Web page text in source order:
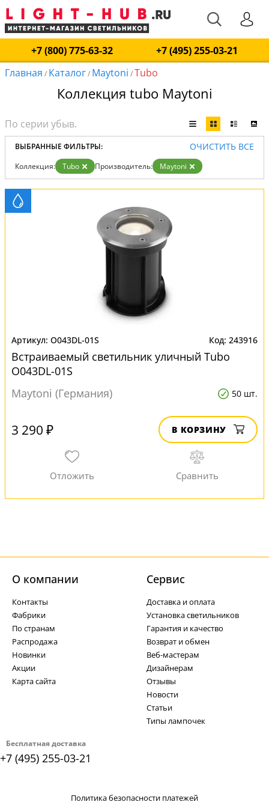
+7 (800) 775-63-32
+7 (495) 255-03-21
Главная / Каталог/ Maytoni /Tubo
Коллекция tubo Maytoni
ВЫБРАННЫЕ ФИЛЬТРЫ: ОЧИСТИТЬ ВСЕ
Коллекция: Tubo Производитель: Maytoni
O043DL-01S 243916
Встраиваемый светильник уличный Tubo
O043DL-01S
Maytoni (Германия)
50 шт.
3 290 ₽ В КОРЗИНУ
Бесплатная доставка
+7 (495) 255-03-21
О компании
Контакты
Фабрики
По странам
Распродажа
Новинки
Акции
Карта сайта
Cервис
Доставка и оплата
Установка светильников
Гарантия и качество
Возврат и обмен
Веб-мастерам
Дизайнерам
Отзывы
Новости
Статьи
Типы лампочек
Политика безопасности платежей